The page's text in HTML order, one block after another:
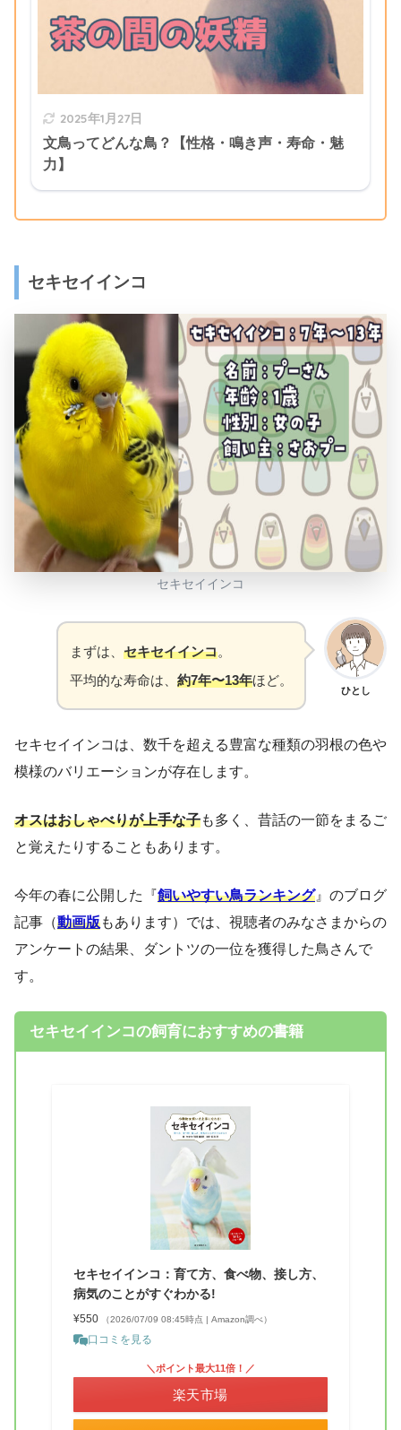
2025年1月27日
文鳥ってどんな鳥？【性格・鳴き声・寿命・魅
力】
セキセイインコ
セキセイインコ
ひとし
まずは、 セキセイインコ。
平均的な寿命は、 約7年〜13年ほど。
セキセイインコは、数千を超える豊富な種類の羽根の色や
模様のバリエーションが存在します。
オスはおしゃべりが上手な子も多く、昔話の一節をまるご
と覚えたりすることもあります。
今年の春に公開した『飼いやすい鳥ランキング』のブログ
記事（動画版もあります）では、視聴者のみなさまからの
アンケートの結果、ダントツの一位を獲得した鳥さんで
す。
セキセイインコの飼育におすすめの書籍
セキセイインコ：育て方、食べ物、接し方、
病気のことがすぐわかる!
¥550 （2026/07/09 08:45時点 | Amazon調べ）
口コミを見る
＼ポイント最大11倍！／
楽天市場